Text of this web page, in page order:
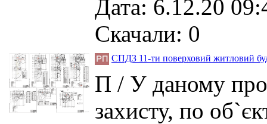
Дата: 6.12.20
Скачали: 0
СПДЗ 11-ти поверховий житловий
П / У даному
захисту, по